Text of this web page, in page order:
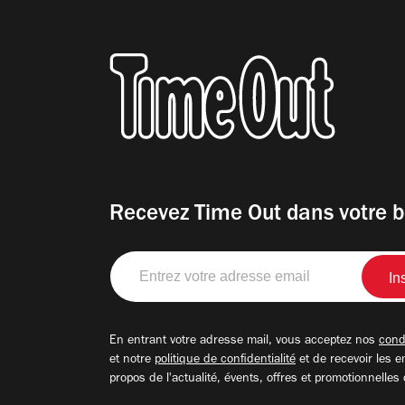
Recevez Time Out dans votre
Entrez
votre
adresse
En entrant votre adresse mail, vous acceptez nos
et notre politique de confidentialité et de recevoir les
propos de l'actualité, évents, offres et promotionnelles